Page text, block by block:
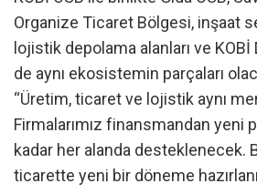
Organize Ticaret Bölgesi, inşaat
lojistik depolama alanları ve
de aynı ekosistemin parçaları
“Üretim, ticaret ve lojistik aynı
Firmalarımız finansmandan yeni
kadar her alanda desteklenecek.
ticarette yeni bir döneme